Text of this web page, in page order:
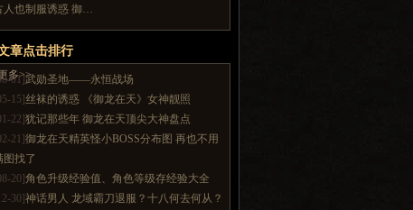
人也制服诱惑 御…
章点击排行
多>>
01]武勋圣地——永恒战场
15] 丝袜的诱惑 《御龙在天》女神靓照
22]犹记那些年 御龙在天顶尖大神盘点
21]御龙在天精英怪小BOSS分布图 再也不用
图找了
20]角色升级经验值、角色等级存经验大全
30]神话男人 龙域霸刀退服？十八何去何从？